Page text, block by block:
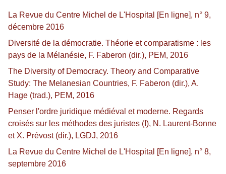
La Revue du Centre Michel de L'Hospital [En ligne], n° 9,
décembre 2016
Diversité de la démocratie. Théorie et comparatisme : les
pays de la Mélanésie, F. Faberon (dir.), PEM, 2016
The Diversity of Democracy. Theory and Comparative
Study: The Melanesian Countries, F. Faberon (dir.), A.
Hage (trad.), PEM, 2016
Penser l'ordre juridique médiéval et moderne. Regards
croisés sur les méthodes des juristes (I), N. Laurent-Bonne
et X. Prévost (dir.), LGDJ, 2016
La Revue du Centre Michel de L'Hospital [En ligne], n° 8,
septembre 2016